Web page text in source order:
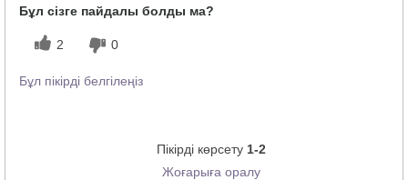
Бұл сізге пайдалы болды ма?
2 0
Бұл пікірді белгілеңіз
Пікірді көрсету 1-2
Жоғарыға оралу